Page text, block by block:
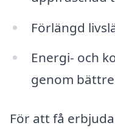
Förlängd
Energi- och
genom
För att få